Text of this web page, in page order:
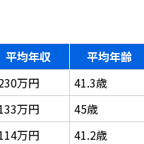
平均年収 平均年齢
万円 41.3歳
万円 45歳
万円 41.2歳